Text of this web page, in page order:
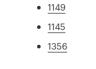
1149
1145
1356